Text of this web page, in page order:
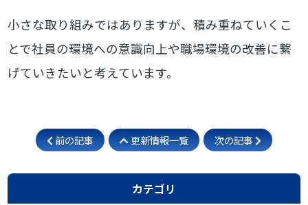
小さな取り組みではありますが、積み重ねていくこ
とで社員の環境への意識向上や職場環境の改善に繋
げていきたいと考えています。
前の記事 更新情報一覧 次の記事
カテゴリ